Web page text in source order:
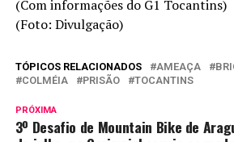
(Com informações do G1 Tocantins)
(Foto: Divulgação)
TÓPICOS RELACIONADOS AMEAÇA
COLMÉIA
PRISÃO TOCANTINS
PRÓXIMA
3º Desafio de Mountain Bike de